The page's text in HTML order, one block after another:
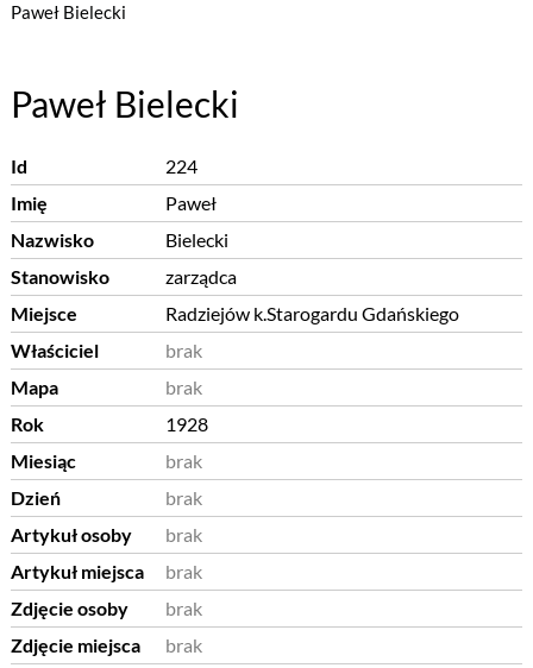
Paweł Bielecki
Paweł Bielecki
Id
224
Imię
Paweł
Nazwisko
Bielecki
Stanowisko
zarządca
Miejsce
Radziejów k.Starogardu Gdańskiego
Właściciel
brak
Mapa
brak
Rok
1928
Miesiąc
brak
Dzień
brak
Artykuł osoby
brak
Artykuł miejsca
brak
Zdjęcie osoby
brak
Zdjęcie miejsca
brak